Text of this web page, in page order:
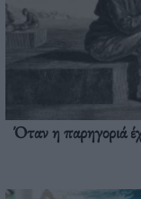
Όταν η παρηγοριά